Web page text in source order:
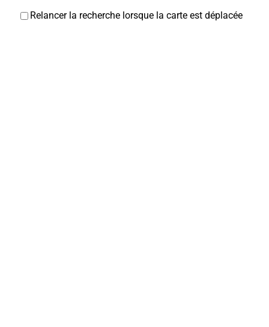
Relancer la recherche lorsque la carte est déplacée